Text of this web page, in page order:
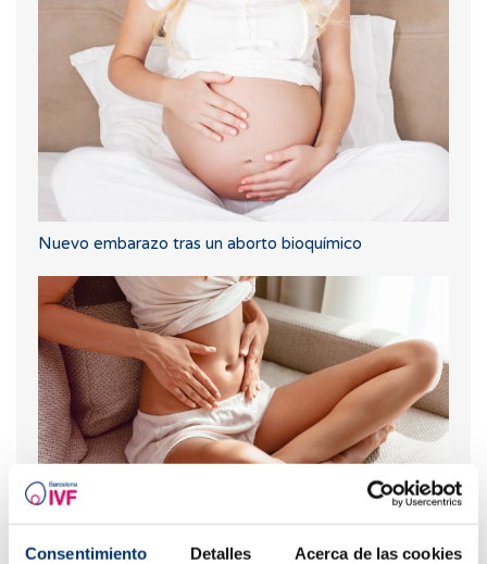
Consentimiento Detalles Acerca de las cookies
Nuevo embarazo tras un aborto bioquímico